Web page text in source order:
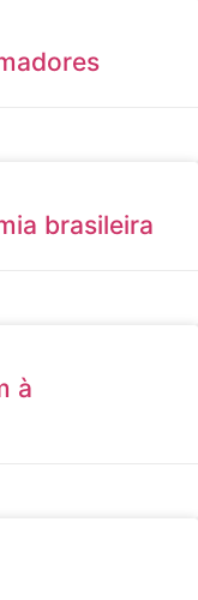
brasileira
à